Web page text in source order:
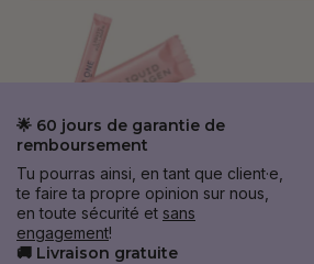
🌟 60 jours de garantie de
remboursement
Tu pourras ainsi, en tant que client·e,
te faire ta propre opinion sur nous,
en toute sécurité et sans
engagement!
🚚 Livraison gratuite